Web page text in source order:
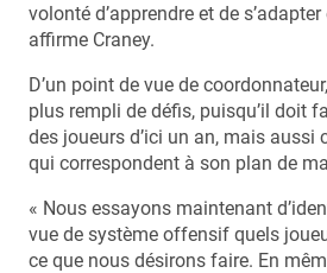
volonté d’apprendre et de
affirme Craney.
D’un point de vue de
plus rempli de défis, puisqu’il doit
des joueurs d’ici un an, mais aussi
qui correspondent à son plan de
« Nous essayons maintenant
vue de système offensif quels
ce que nous désirons faire. En